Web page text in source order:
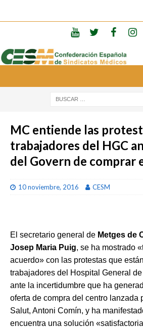
MC entiende las
trabajadores del HGC
del Govern de comprar
10 noviembre, 2016 CESM
El secretario general de Metges de
Josep Maria Puig, se ha mostrado
acuerdo» con las protestas que
trabajadores del Hospital General
ante la incertidumbre que ha
oferta de compra del centro lanzada
Salut, Antoni Comín, y ha
encuentra una solución